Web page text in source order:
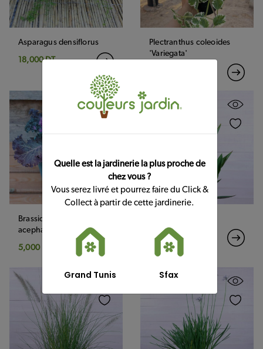
Quelle est la jardinerie la plus proche de
chez vous ?
Vous serez livré et pourrez faire du Click &
Collect à partir de cette jardinerie.
Grand Tunis Sfax
Asparagus densiflorus
18,000 DT
Plectranthus coleoides
'Variegata'
Brassica oleracea var.
acephala
5,000 DT
18,000 DT